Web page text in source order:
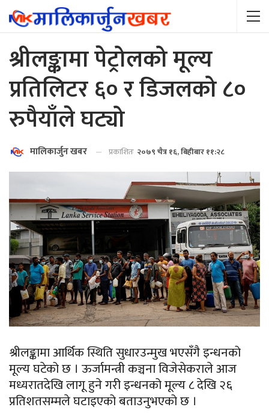
श्रीलङ्कामा पेट्रोलको मूल्य
प्रतिलिटर ६० र डिजलको ८०
रुपैयाँले घट्यो
मालिकार्जुन खबर प्रकाशितः २०७९ चैत्र १६, बिहीबार ११:२८
श्रीलङ्कामा आर्थिक स्थिति सुधारउन्मुख भएसँगै इन्धनको
मूल्य घटेको छ । ऊर्जामन्त्री कञ्चना विजेसेकराले आज
मध्यरातदेखि लागू हुने गरी इन्धनको मूल्य ८ देखि २६
प्रतिशतसम्मले घटाइएको बताउनुभएको छ ।